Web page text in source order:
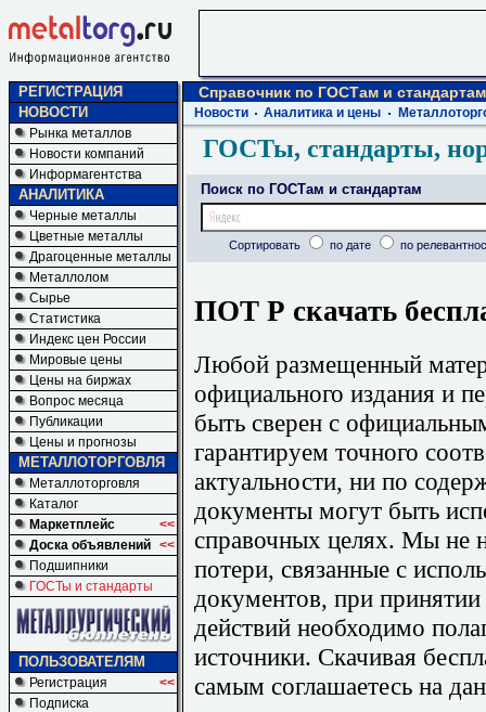
РЕГИСТРАЦИЯ
НОВОСТИ
Рынка металлов
Новости компаний
Информагентства
АНАЛИТИКА
Черные металлы
Цветные металлы
Драгоценные металлы
Металлолом
Сырье
Статистика
Индекс цен России
Мировые цены
Цены на биржах
Вопрос месяца
Публикации
Цены и прогнозы
МЕТАЛЛОТОРГОВЛЯ
Металлоторговля
Каталог
Маркетплейс
<<
Доска объявлений <<
Подшипники
ГОСТы и стандарты
ПОЛЬЗОВАТЕЛЯМ
Регистрация
<<
Подписка
Справочник по ГОСТам и стандартам
Новости Аналитика и цены
ГОСТы, стандарты,
Поиск по ГОСТам и стандартам
Сортировать по дате по
ПОТ Р скачать
Любой размещенный
официального издания и
быть сверен с
гарантируем точного
актуальности, ни по
документы могут быть
справочных целях. Мы не
потери, связанные с
документов, при
действий необходимо
источники. Скачивая
самым соглашаетесь на